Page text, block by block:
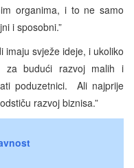
organima, i to ne samo
i sposobni.”
imaju svježe ideje, i ukoliko
za budući razvoj malih i
poduzetnici. Ali najprije
razvoj biznisa.”